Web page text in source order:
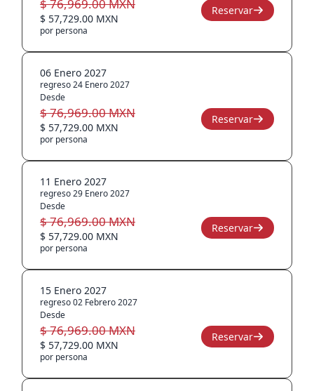
$ 76,969.00 MXN
$ 57,729.00 MXN
por persona
Reservar
06 Enero 2027
regreso 24 Enero 2027
Desde
$ 76,969.00 MXN
$ 57,729.00 MXN
por persona
Reservar
11 Enero 2027
regreso 29 Enero 2027
Desde
$ 76,969.00 MXN
$ 57,729.00 MXN
por persona
Reservar
15 Enero 2027
regreso 02 Febrero 2027
Desde
$ 76,969.00 MXN
$ 57,729.00 MXN
por persona
Reservar